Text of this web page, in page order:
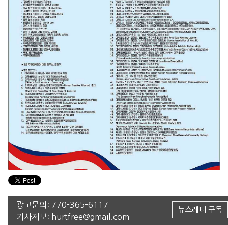
뉴스레터 구독
광고문의: 770-365-6117
기사제보: hurtfree@gmail.com